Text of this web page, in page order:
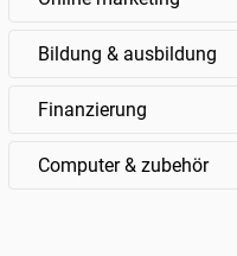
Bildung & ausbildung
Finanzierung
Computer & zubehör